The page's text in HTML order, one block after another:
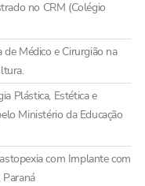
no CRM (Colégio
Médico e Cirurgião na
Plástica, Estética e
Ministério da Educação
com Implante com